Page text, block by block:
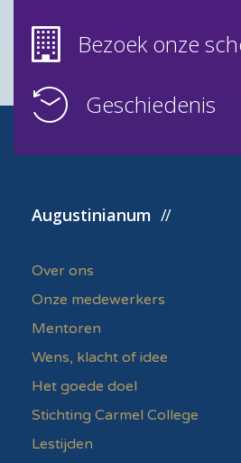
Bezoek onze
Geschiedenis
Augustinianum
Over ons
Onze medewerkers
Mentoren
Wens, klacht of idee
Het goede doel
Stichting Carmel College
Lestijden